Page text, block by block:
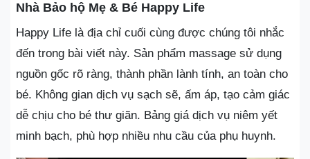
Nhà Bảo hộ Mẹ & Bé Happy Life
Happy Life là địa chỉ cuối cùng được chúng tôi nhắc
đến trong bài viết này. Sản phẩm massage sử dụng
nguồn gốc rõ ràng, thành phần lành tính, an toàn cho
bé. Không gian dịch vụ sạch sẽ, ấm áp, tạo cảm giác
dễ chịu cho bé thư giãn. Bảng giá dịch vụ niêm yết
minh bạch, phù hợp nhiều nhu cầu của phụ huynh.